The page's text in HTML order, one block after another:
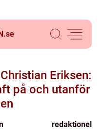
se
Eriksen:
på och utanför
redaktionel